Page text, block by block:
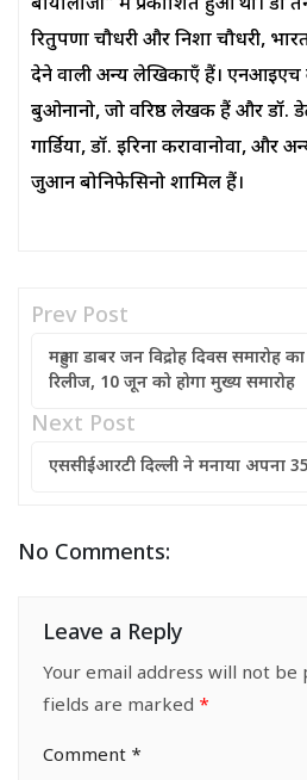
रितुपर्णा चौधरी और निशा चौधरी,
देने वाली अन्य लेखिकाएँ हैं। एनआईएच
बुओनानो, जो वरिष्ठ लेखक हैं और डॉ.
गार्डिया, डॉ. इरिना करावानोवा,
जुआन बोनिफेसिनो शामिल हैं।
Prev Post
महुआ डाबर जन विद्रोह दिवस समारोह
रिलीज, 10 जून को होगा मुख्य समारोह
Next Post
एससीईआरटी दिल्ली ने मनाया अपना
No Comments:
Leave a Reply
Your email address will not be
fields are marked *
Comment *